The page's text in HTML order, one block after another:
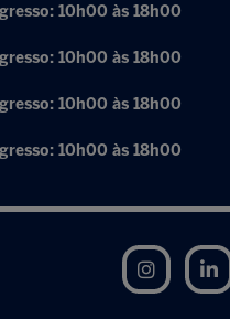
10h00 às 18h00
10h00 às 18h00
10h00 às 18h00
10h00 às 18h00
Instagram